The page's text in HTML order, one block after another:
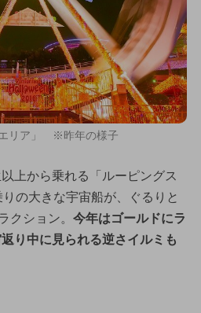
エリア」 ※昨年の様子
上から乗れる「ルーピングス
の大きな宇宙船が、ぐるりと
クション。 今年はゴールドにラ
り中に見られる逆さイルミも